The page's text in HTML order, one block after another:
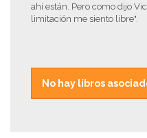
ahí están. Pero como dijo
limitación me siento libre".
No hay libros